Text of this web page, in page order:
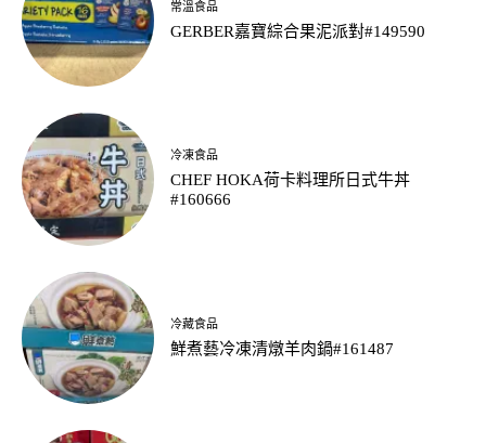
常溫食品
GERBER嘉寶綜合果泥派對#149590
冷凍食品
CHEF HOKA荷卡料理所日式牛丼
#160666
冷藏食品
鮮煮藝冷凍清燉羊肉鍋#161487